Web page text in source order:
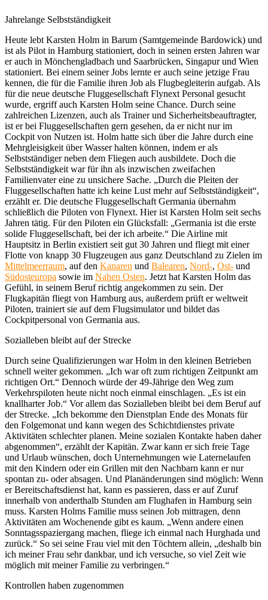
Jahrelange Selbstständigkeit
Heute lebt Karsten Holm in Barum (Samtgemeinde Bardowick) und
ist als Pilot in Hamburg stationiert, doch in seinen ersten Jahren war
er auch in Mönchengladbach und Saarbrücken, Singapur und Wien
stationiert. Bei einem seiner Jobs lernte er auch seine jetzige Frau
kennen, die für die Familie ihren Job als Flugbegleiterin aufgab. Als
für die neue deutsche Fluggesellschaft Flynext Personal gesucht
wurde, ergriff auch Karsten Holm seine Chance. Durch seine
zahlreichen Lizenzen, auch als Trainer und Sicherheitsbeauftragter,
ist er bei Fluggesellschaften gern gesehen, da er nicht nur im
Cockpit von Nutzen ist. Holm hatte sich über die Jahre durch eine
Mehrgleisigkeit über Wasser halten können, indem er als
Selbstständiger neben dem Fliegen auch ausbildete. Doch die
Selbstständigkeit war für ihn als inzwischen zweifachen
Familienvater eine zu unsichere Sache. „Durch die Pleiten der
Fluggesellschaften hatte ich keine Lust mehr auf Selbstständigkeit“,
erzählt er. Die deutsche Fluggesellschaft Germania übernahm
schließlich die Piloten von Flynext. Hier ist Karsten Holm seit sechs
Jahren tätig. Für den Piloten ein Glücksfall: „Germania ist die erste
solide Fluggesellschaft, bei der ich arbeite.“ Die Airline mit
Hauptsitz in Berlin existiert seit gut 30 Jahren und fliegt mit einer
Flotte von knapp 30 Flugzeugen aus ganz Deutschland zu Zielen im
Mittelmeerraum, auf den Kanaren und Balearen, Nord-, Ost- und
Südosteuropa sowie im Nahen Osten. Jetzt hat Karsten Holm das
Gefühl, in seinem Beruf richtig angekommen zu sein. Der
Flugkapitän fliegt von Hamburg aus, außerdem prüft er weltweit
Piloten, trainiert sie auf dem Flugsimulator und bildet das
Cockpitpersonal von Germania aus.
Sozialleben bleibt auf der Strecke
Durch seine Qualifizierungen war Holm in den kleinen Betrieben
schnell weiter gekommen. „Ich war oft zum richtigen Zeitpunkt am
richtigen Ort.“ Dennoch würde der 49-Jährige den Weg zum
Verkehrspiloten heute nicht noch einmal einschlagen. „Es ist ein
knallharter Job.“ Vor allem das Sozialleben bleibt bei dem Beruf auf
der Strecke. „Ich bekomme den Dienstplan Ende des Monats für
den Folgemonat und kann wegen des Schichtdienstes private
Aktivitäten schlechter planen. Meine sozialen Kontakte haben daher
abgenommen“, erzählt der Kapitän. Zwar kann er sich freie Tage
und Urlaub wünschen, doch Unternehmungen wie Laternelaufen
mit den Kindern oder ein Grillen mit den Nachbarn kann er nur
spontan zu- oder absagen. Und Planänderungen sind möglich: Wenn
er Bereitschaftsdienst hat, kann es passieren, dass er auf Zuruf
innerhalb von anderthalb Stunden am Flughafen in Hamburg sein
muss. Karsten Holms Familie muss seinen Job mittragen, denn
Aktivitäten am Wochenende gibt es kaum. „Wenn andere einen
Sonntagsspaziergang machen, fliege ich einmal nach Hurghada und
zurück.“ So sei seine Frau viel mit den Töchtern allein, „deshalb bin
ich meiner Frau sehr dankbar, und ich versuche, so viel Zeit wie
möglich mit meiner Familie zu verbringen.“
Kontrollen haben zugenommen